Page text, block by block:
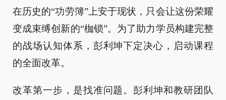
在历史的“功劳簿”上安于现状，只会让这份荣耀
变成束缚创新的“枷锁”。为了助力学员构建完整
的战场认知体系，彭利坤下定决心，启动课程
的全面改革。
改革第一步，是找准问题。彭利坤和教研团队